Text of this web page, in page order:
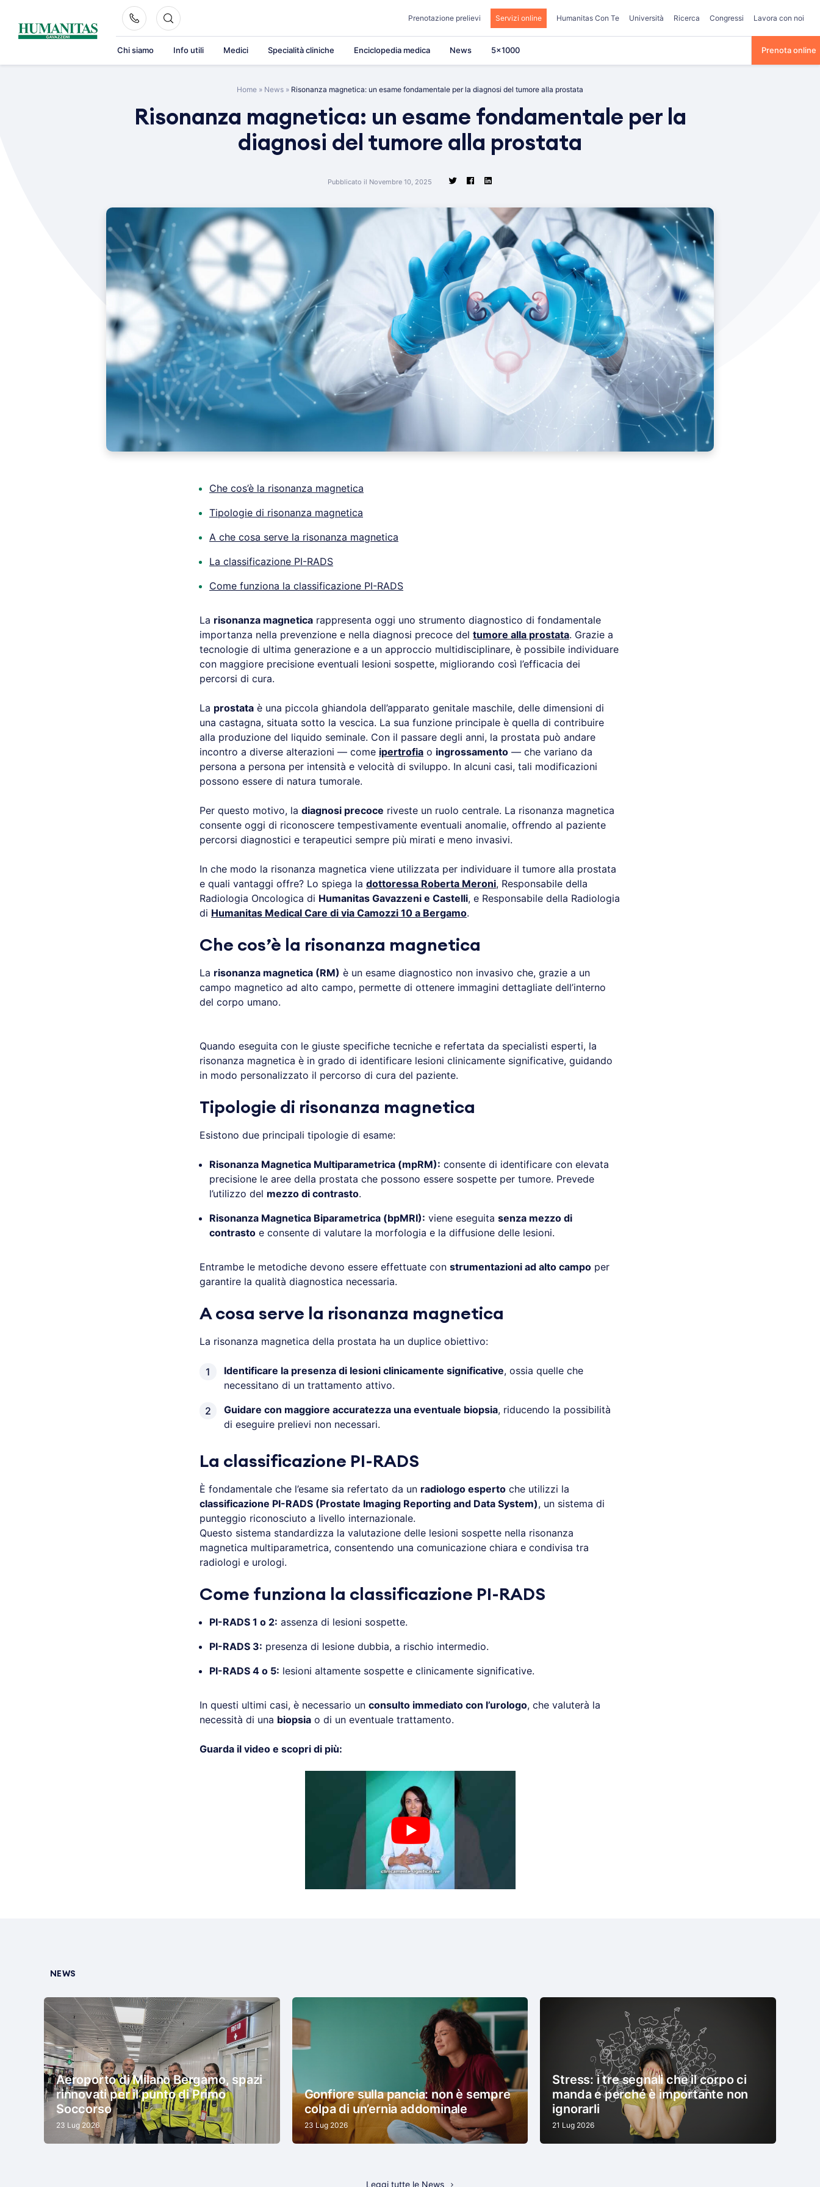
content
Prenotazione prelievi Servizi online Humanitas Con Te Università Ricerca Congressi Lavora con noi
Chi siamo Info utili Medici Specialità cliniche Enciclopedia medica News 5×1000 Prenota online
Home » News » Risonanza magnetica: un esame fondamentale per la diagnosi del tumore alla prostata
Risonanza magnetica: un esame fondamentale per la
diagnosi del tumore alla prostata
Pubblicato il Novembre 10, 2025
Che cos’è la risonanza magnetica
Tipologie di risonanza magnetica
A che cosa serve la risonanza magnetica
La classificazione PI-RADS
Come funziona la classificazione PI-RADS
La risonanza magnetica rappresenta oggi uno strumento diagnostico di fondamentale
importanza nella prevenzione e nella diagnosi precoce del tumore alla prostata. Grazie a
tecnologie di ultima generazione e a un approccio multidisciplinare, è possibile individuare
con maggiore precisione eventuali lesioni sospette, migliorando così l’efficacia dei
percorsi di cura.
La prostata è una piccola ghiandola dell’apparato genitale maschile, delle dimensioni di
una castagna, situata sotto la vescica. La sua funzione principale è quella di contribuire
alla produzione del liquido seminale. Con il passare degli anni, la prostata può andare
incontro a diverse alterazioni — come ipertrofia o ingrossamento — che variano da
persona a persona per intensità e velocità di sviluppo. In alcuni casi, tali modificazioni
possono essere di natura tumorale.
Per questo motivo, la diagnosi precoce riveste un ruolo centrale. La risonanza magnetica
consente oggi di riconoscere tempestivamente eventuali anomalie, offrendo al paziente
percorsi diagnostici e terapeutici sempre più mirati e meno invasivi.
In che modo la risonanza magnetica viene utilizzata per individuare il tumore alla prostata
e quali vantaggi offre? Lo spiega la dottoressa Roberta Meroni, Responsabile della
Radiologia Oncologica di Humanitas Gavazzeni e Castelli, e Responsabile della Radiologia
di Humanitas Medical Care di via Camozzi 10 a Bergamo.
Che cos’è la risonanza magnetica
La risonanza magnetica (RM) è un esame diagnostico non invasivo che, grazie a un
campo magnetico ad alto campo, permette di ottenere immagini dettagliate dell’interno
del corpo umano.
Quando eseguita con le giuste specifiche tecniche e refertata da specialisti esperti, la
risonanza magnetica è in grado di identificare lesioni clinicamente significative, guidando
in modo personalizzato il percorso di cura del paziente.
Tipologie di risonanza magnetica
Esistono due principali tipologie di esame:
Risonanza Magnetica Multiparametrica (mpRM): consente di identificare con elevata
precisione le aree della prostata che possono essere sospette per tumore. Prevede
l’utilizzo del mezzo di contrasto.
Risonanza Magnetica Biparametrica (bpMRI): viene eseguita senza mezzo di
contrasto e consente di valutare la morfologia e la diffusione delle lesioni.
Entrambe le metodiche devono essere effettuate con strumentazioni ad alto campo per
garantire la qualità diagnostica necessaria.
A cosa serve la risonanza magnetica
La risonanza magnetica della prostata ha un duplice obiettivo:
Identificare la presenza di lesioni clinicamente significative, ossia quelle che
necessitano di un trattamento attivo.
Guidare con maggiore accuratezza una eventuale biopsia, riducendo la possibilità
di eseguire prelievi non necessari.
La classificazione PI-RADS
È fondamentale che l’esame sia refertato da un radiologo esperto che utilizzi la
classificazione PI-RADS (Prostate Imaging Reporting and Data System), un sistema di
punteggio riconosciuto a livello internazionale.
Questo sistema standardizza la valutazione delle lesioni sospette nella risonanza
magnetica multiparametrica, consentendo una comunicazione chiara e condivisa tra
radiologi e urologi.
Come funziona la classificazione PI-RADS
PI-RADS 1 o 2: assenza di lesioni sospette.
PI-RADS 3: presenza di lesione dubbia, a rischio intermedio.
PI-RADS 4 o 5: lesioni altamente sospette e clinicamente significative.
In questi ultimi casi, è necessario un consulto immediato con l’urologo, che valuterà la
necessità di una biopsia o di un eventuale trattamento.
Guarda il video e scopri di più:
NEWS
Aeroporto di Milano Bergamo, spazi
rinnovati per il punto di Primo
Soccorso
23 Lug 2026
Gonfiore sulla pancia: non è sempre
colpa di un’ernia addominale
23 Lug 2026
Stress: i tre segnali che il corpo ci
manda e perché è importante non
ignorarli
21 Lug 2026
Leggi tutte le News